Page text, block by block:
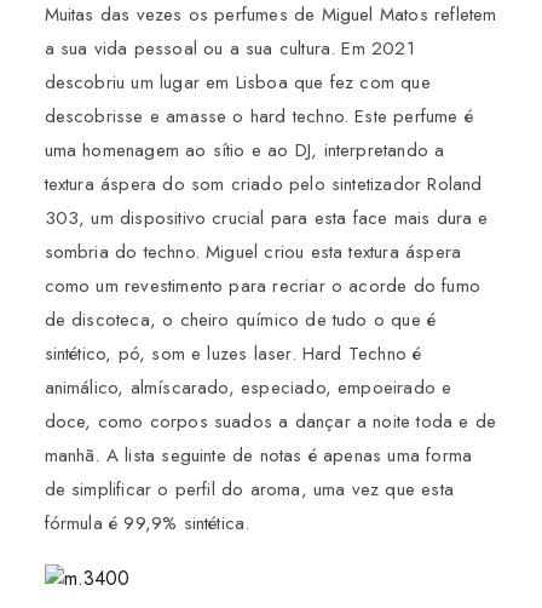
Muitas das vezes os perfumes de Miguel Matos refletem
a sua vida pessoal ou a sua cultura. Em 2021
descobriu um lugar em Lisboa que fez com que
descobrisse e amasse o hard techno. Este perfume é
uma homenagem ao sítio e ao DJ, interpretando a
textura áspera do som criado pelo sintetizador Roland
303, um dispositivo crucial para esta face mais dura e
sombria do techno. Miguel criou esta textura áspera
como um revestimento para recriar o acorde do fumo
de discoteca, o cheiro químico de tudo o que é
sintético, pó, som e luzes laser. Hard Techno é
animálico, almíscarado, especiado, empoeirado e
doce, como corpos suados a dançar a noite toda e de
manhã. A lista seguinte de notas é apenas uma forma
de simplificar o perfil do aroma, uma vez que esta
fórmula é 99,9% sintética.